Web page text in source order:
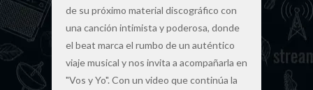
de su próximo material discográfico con
una canción intimista y poderosa, donde
el beat marca el rumbo de un auténtico
viaje musical y nos invita a acompañarla en
"Vos y Yo". Con un video que continúa la